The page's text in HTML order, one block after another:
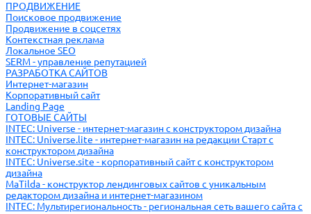
ПРОДВИЖЕНИЕ
Поисковое продвижение
Продвижение в соцсетях
Контекстная реклама
Локальное SEO
SERM - управление репутацией
РАЗРАБОТКА САЙТОВ
Интернет-магазин
Корпоративный сайт
Landing Page
ГОТОВЫЕ САЙТЫ
INTEC: Universe - интернет-магазин с конструктором дизайна
INTEC: Universe.lite - интернет-магазин на редакции Старт с
конструктором дизайна
INTEC: Universe.site - корпоративный сайт с конструктором
дизайна
MaTilda - конструктор лендинговых сайтов с уникальным
редактором дизайна и интернет-магазином
INTEC: Мультирегиональность - региональная сеть вашего сайта с